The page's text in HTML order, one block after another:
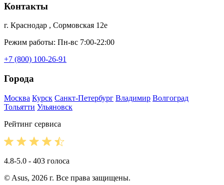
Контакты
г. Краснодар , Сормовская 12е
Режим работы: Пн-вс 7:00-22:00
+7 (800) 100-26-91
Города
Москва Курск Санкт-Петербург Владимир Волгоград
Тольятти Ульяновск
Рейтинг сервиса
4.8-5.0 - 403 голоса
© Asus, 2026 г. Все права защищены.